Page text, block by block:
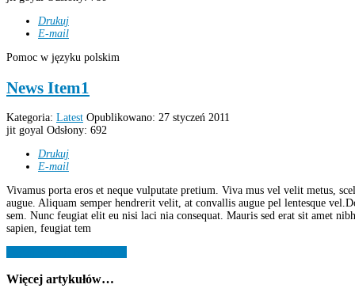
Drukuj
E-mail
Pomoc w języku polskim
News Item1
Kategoria: Latest Opublikowano: 27 styczeń 2011
jit goyal Odsłony: 692
Drukuj
E-mail
Vivamus porta eros et neque vulputate pretium. Viva mus vel velit metus,
augue. Aliquam semper hendrerit velit, at convallis augue pel lentesque
sem. Nunc feugiat elit eu nisi laci nia consequat. Mauris sed erat sit amet
sapien, feugiat tem
Więcej artykułów…